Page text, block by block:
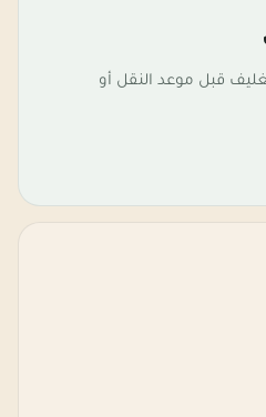
قبل موعد النقل أو